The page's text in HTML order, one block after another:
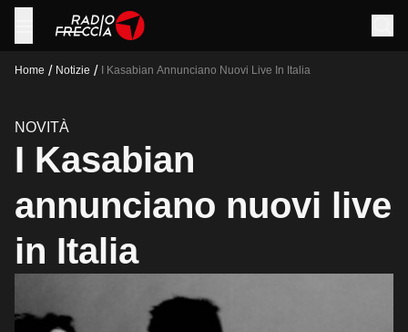
Home / Notizie / I Kasabian Annunciano Nuovi Live In Italia
NOVITÀ
I Kasabian
annunciano nuovi live
in Italia